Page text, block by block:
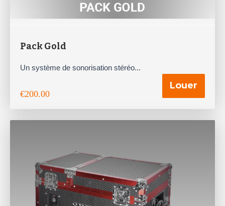
Pack Gold
Un système de sonorisation stéréo...
€200.00
Louer